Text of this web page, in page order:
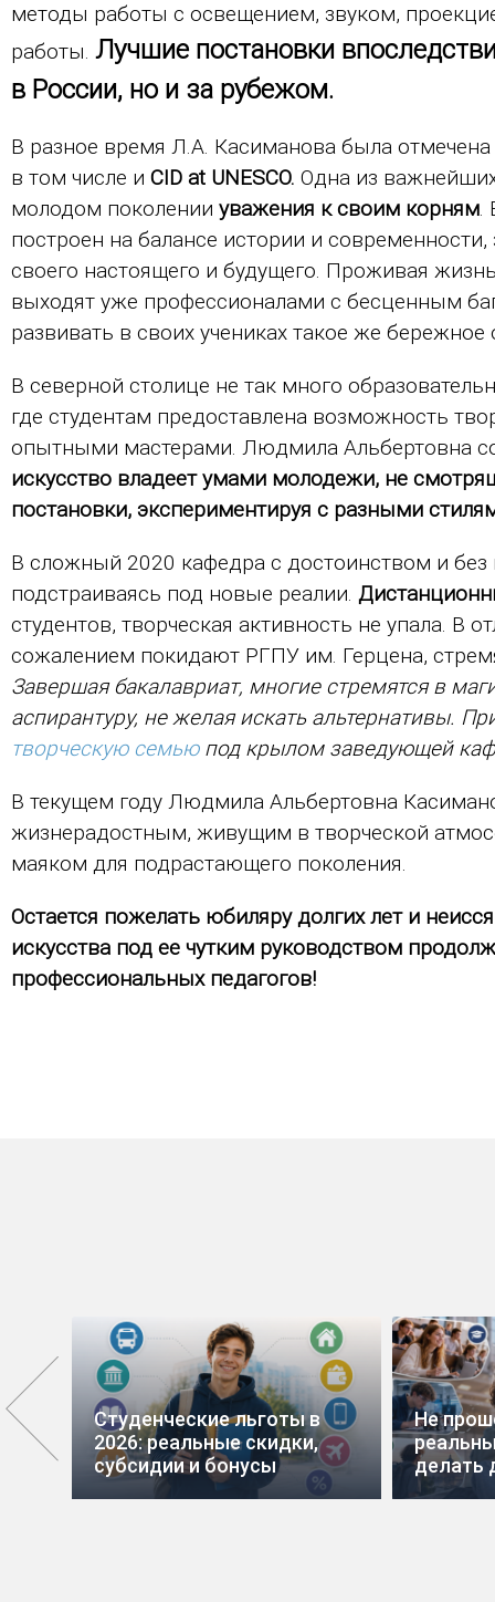
методы работы с освещением, звуком,
работы. Лучшие постановки
в России, но и за рубежом.
В разное время Л.А. Касиманова была
в том числе и CID at UNESCO. Одна из
молодом поколении уважения к своим корням.
построен на балансе истории и
своего настоящего и будущего. Проживая
выходят уже профессионалами с бесценным
развивать в своих учениках такое же
В северной столице не так много
где студентам предоставлена возможность
опытными мастерами. Людмила Альбертовна
искусство владеет умами молодежи, не
постановки, экспериментируя с разными
В сложный 2020 кафедра с достоинством и
подстраиваясь под новые реалии.
студентов, творческая активность не упала. В
сожалением покидают РГПУ им. Герцена,
Завершая бакалавриат, многие стремятся в
аспирантуру, не желая искать альтернативы.
творческую семьюпод крылом заведующей
В текущем году Людмила Альбертовна
жизнерадостным, живущим в творческой
маяком для подрастающего поколения.
Остается пожелать юбиляру долгих лет и
искусства под ее чутким руководством
профессиональных педагогов!
Студенческие льготы в
2026: реальные скидки,
субсидии и бонусы
Не
делать